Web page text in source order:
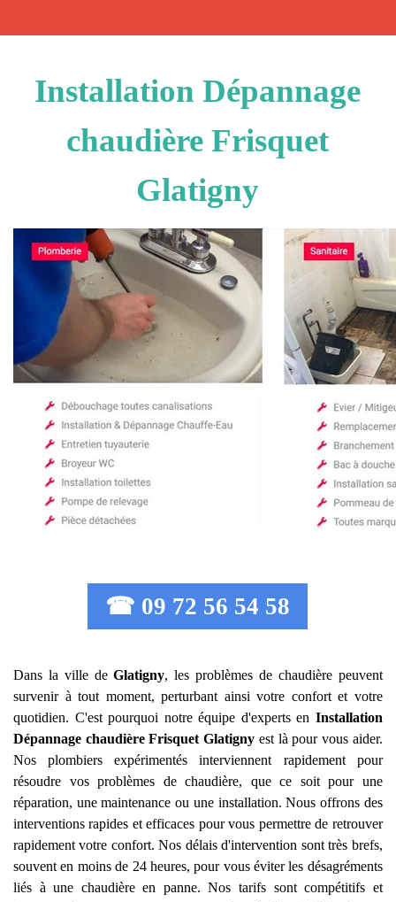
Installation Dépannage
chaudière Frisquet
Glatigny
☎ 09 72 56 54 58
Dans la ville deGlatigny, les problèmes de chaudière peuvent
survenir à tout moment, perturbant ainsi votre confort et votre
quotidien. C'est pourquoi notre équipe d'experts en Installation
Dépannage chaudière Frisquet Glatigny est là pour vous aider.
Nos plombiers expérimentés interviennent rapidement pour
résoudre vos problèmes de chaudière, que ce soit pour une
réparation, une maintenance ou une installation. Nous offrons des
interventions rapides et efficaces pour vous permettre de retrouver
rapidement votre confort. Nos délais d'intervention sont très brefs,
souvent en moins de 24 heures, pour vous éviter les désagréments
liés à une chaudière en panne. Nos tarifs sont compétitifs et